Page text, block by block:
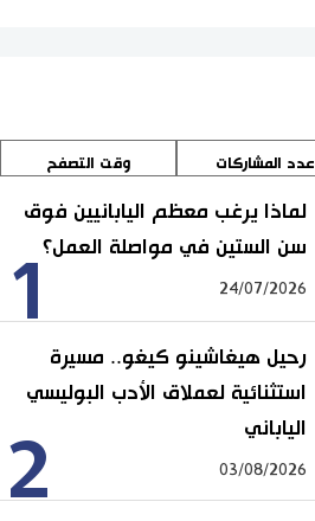
عدد المشاركات وقت التصفح
1
لماذا يرغب معظم اليابانيين فوق
سن الستين في مواصلة العمل؟
24/07/2026
2
رحيل هيغاشينو كيغو.. مسيرة
استثنائية لعملاق الأدب البوليسي
الياباني
03/08/2026